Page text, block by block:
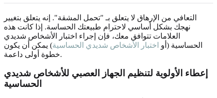
التعافي من الإرهاق لا يتعلق بـ "تحمل المشقة". إنه يتعلق بتغيير
نهجك بشكل أساسي لاحترام طبيعتك الحساسة. إذا كانت هذه
العلامات تتوافق معك، فإن إجراء اختبار الأشخاص شديدي
الحساسية (أو اختبار الأشخاص شديدي الحساسية) يمكن أن يكون
خطوة أولى داعمة.
إعطاء الأولوية لتنظيم الجهاز العصبي للأشخاص شديدي
الحساسية